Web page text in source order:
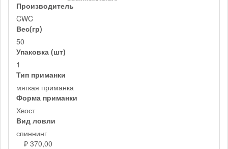
Производитель
CWC
Вес(гр)
50
Упаковка (шт)
1
Тип приманки
мягкая приманка
Форма приманки
Хвост
Вид ловли
спиннинг
₽ 370,00